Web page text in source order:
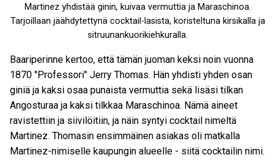
Martinez yhdistää ginin, kuivaa vermuttia ja Maraschinoa.
Tarjoillaan jäähdytettynä cocktail-lasista, koristeltuna kirsikalla ja
sitruunankuorikiehkuralla.
Baariperinne kertoo, että tämän juoman keksi noin vuonna
1870 "Professori" Jerry Thomas. Hän yhdisti yhden osan
giniä ja kaksi osaa punaista vermuttia sekä lisäsi tilkan
Angosturaa ja kaksi tilkkaa Maraschinoa. Nämä aineet
ravistettiin ja siivilöitiin, ja näin syntyi cocktail nimeltä
Martinez. Thomasin ensimmäinen asiakas oli matkalla
Martinez-nimiselle kaupungin alueelle - siitä cocktailin nimi.